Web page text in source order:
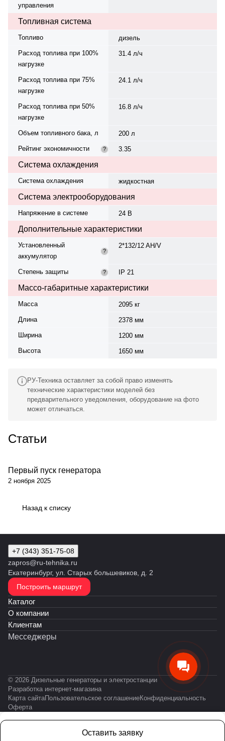
управления
Топливная система
Топливо
дизель
Расход топлива при 100%
нагрузке
31.4 л/ч
Расход топлива при 75%
нагрузке
24.1 л/ч
Расход топлива при 50%
нагрузке
16.8 л/ч
Объем топливного бака, л
200 л
Рейтинг экономичности
? 3.35
Система охлаждения
Система охлаждения жидкостная
Система электрооборудования
Напряжение в системе 24 В
Дополнительные характеристики
Установленный
аккумулятор
?
2*132/12 AH/V
Степень защиты ? IP 21
Массо-габаритные характеристики
Масса
2095 кг
Длина
2378 мм
Ширина
1200 мм
Высота
1650 мм
РУ-Техника оставляет за собой право изменять
технические характеристики моделей без
предварительного уведомления, оборудование на фото
может отличаться.
Статьи
Обсуживание
Первый пуск генератора
2 ноября 2025
Назад к списку
Оставить заявку
+7 (343) 351-75-08
zapros@ru-tehnika.ru
Екатеринбург, ул. Старых большевиков, д. 2
Построить маршрут
Каталог
О компании
Клиентам
Месседжеры
© 2026 Дизельные генераторы и электростанции
Разработка интернет-магазина
Карта сайтаПользовательское соглашениеКонфиденциальность
Оферта